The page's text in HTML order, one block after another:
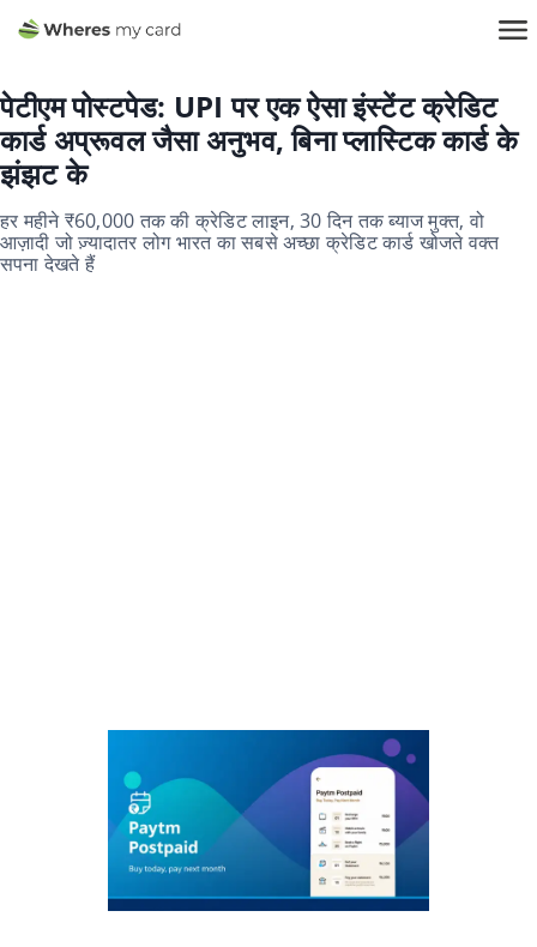
पेटीएम पोस्टपेड: UPI पर एक ऐसा इंस्टेंट क्रेडिट
कार्ड अप्रूवल जैसा अनुभव, बिना प्लास्टिक कार्ड के
झंझट के
हर महीने ₹60,000 तक की क्रेडिट लाइन, 30 दिन तक ब्याज मुक्त, वो
आज़ादी जो ज़्यादातर लोग भारत का सबसे अच्छा क्रेडिट कार्ड खोजते वक्त
सपना देखते हैं